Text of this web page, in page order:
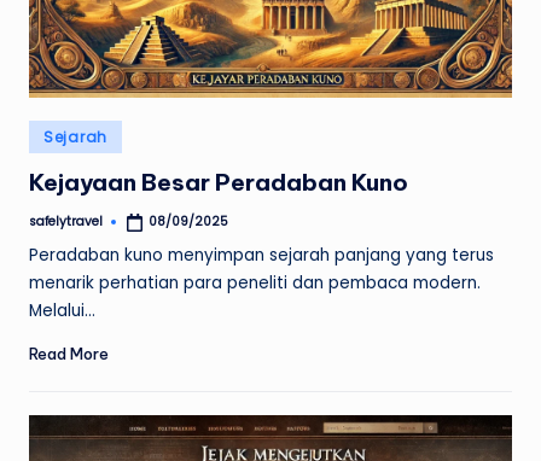
Posted
in
Sejarah
Kejayaan Besar Peradaban Kuno
Posted
safelytravel 08/09/2025
Peradaban kuno menyimpan sejarah panjang yang terus
menarik perhatian para peneliti dan pembaca modern.
Melalui…
Read More